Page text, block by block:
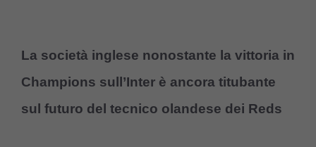
La società inglese nonostante la vittoria in
Champions sull’Inter è ancora titubante
sul futuro del tecnico olandese dei Reds